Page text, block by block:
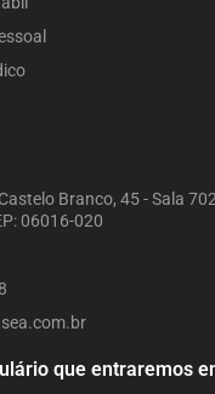
Branco, 45 - Sala
06016-020
que entraremos